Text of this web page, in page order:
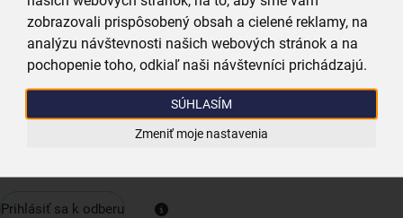
zobrazovali prispôsobený obsah a cielené reklamy, na
analýzu návštevnosti našich webových stránok a na
pochopenie toho, odkiaľ naši návštevníci prichádzajú.
SÚHLASÍM
Zmeniť moje nastavenia
Vždy tu nájdete zaujímavé akcie, zľavy, nové produkty a
recepty, ktoré si zamilujete.
Prihlásiť sa k odberu